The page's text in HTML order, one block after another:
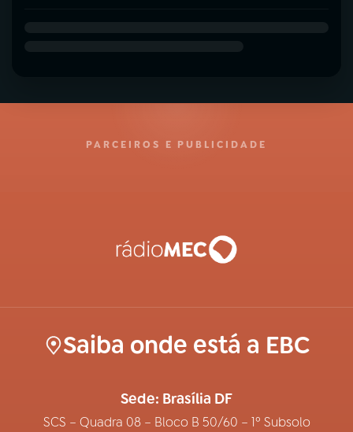
PARCEIROS E PUBLICIDADE
Saiba onde está a EBC
Sede: Brasília DF
SCS – Quadra 08 – Bloco B 50/60 – 1º Subsolo